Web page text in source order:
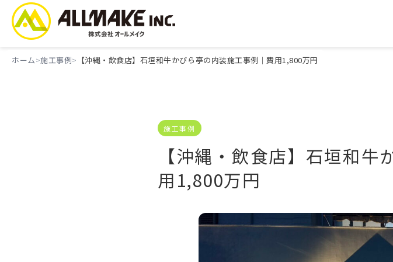
ホーム 施工事例 【沖縄・飲食店】石垣和牛かびら亭の内装施工事例｜費用1,800万円
施工事例
【沖縄・飲食店】石垣和
用1,800万円